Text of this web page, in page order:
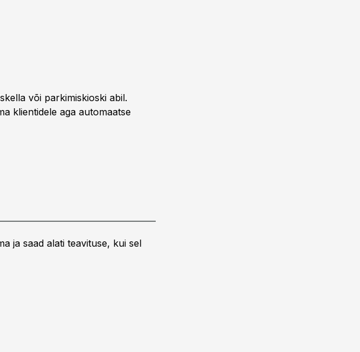
või parkimiskioski abil.
klientidele aga automaatse
ja saad alati teavituse, kui sel